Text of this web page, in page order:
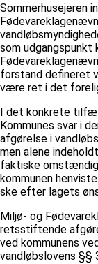
Sommerhusejeren
som udgangspunkt
forstand defineret
være ret i det
I det konkrete
Kommunes svar i
afgørelse i
men alene
faktiske
kommunen
ske efter lagets
Miljø- og
retsstiftende
ved kommunens
vandløbslovens §§